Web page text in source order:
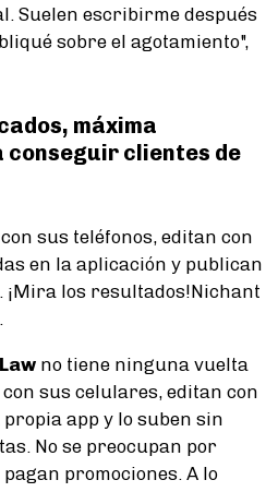
Suelen escribirme después
sobre el agotamiento",
máxima
clientes de
sus teléfonos, editan con
en la aplicación y publican
¡Mira los resultados!Nichant
no tiene ninguna vuelta
sus celulares, editan con
app y lo suben sin
No se preocupan por
promociones. A lo